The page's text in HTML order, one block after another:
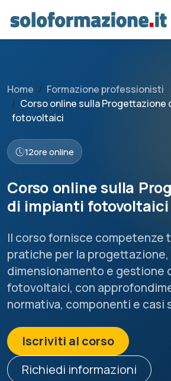
Home
Formazione professionisti
Corso online sulla Progettazione
fotovoltaici
12ore online
Corso online sulla
di impianti fotovoltaici
Il corso fornisce competenze
pratiche per la progettazione,
dimensionamento e gestione
fotovoltaici, con
normativa, componenti e casi
Iscriviti al corso
Richiedi informazioni